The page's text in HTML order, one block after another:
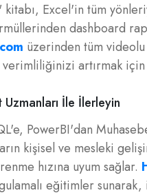
Excel'in tüm
dashboard
üzerinden tüm
artırmak için
İle İlerleyin
PowerBI'dan
kişisel ve mesleki
hızına uyum sağlar.
eğitimler